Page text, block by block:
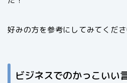
好みの方を参考にしてみてくださ
ビジネスでのかっこいい